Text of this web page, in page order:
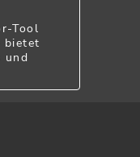
Tool
bietet
und